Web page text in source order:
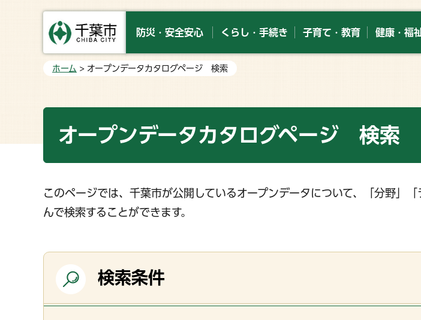
防災・安全安心 くらし・手続き 子育て・教育 健康・福
ホーム > オープンデータカタログページ 検索
オープンデータカタログページ 検索
このページでは、千葉市が公開しているオープンデータについて、「分野」
んで検索することができます。
検索条件